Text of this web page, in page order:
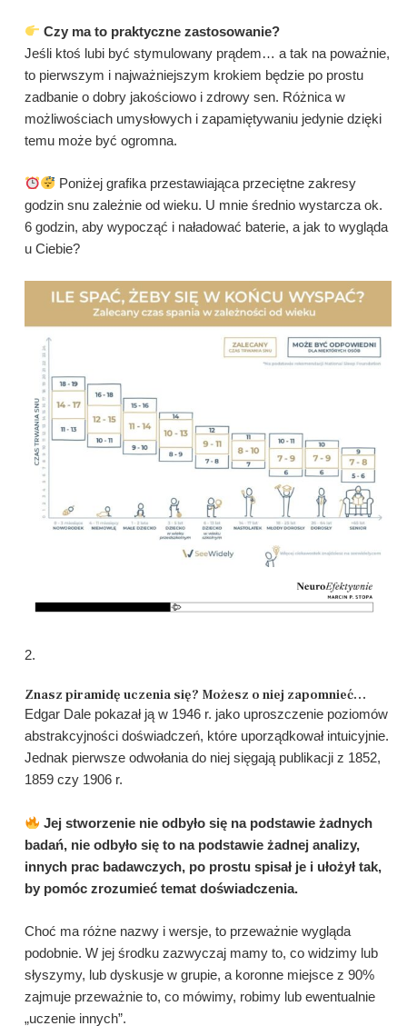
Czy ma to praktyczne zastosowanie?
Jeśli ktoś lubi być stymulowany prądem… a tak na poważnie,
to pierwszym i najważniejszym krokiem będzie po prostu
zadbanie o dobry jakościowo i zdrowy sen. Różnica w
możliwościach umysłowych i zapamiętywaniu jedynie dzięki
temu może być ogromna.
Poniżej grafika przestawiająca przeciętne zakresy
godzin snu zależnie od wieku. U mnie średnio wystarcza ok.
6 godzin, aby wypocząć i naładować baterie, a jak to wygląda
u Ciebie?
2.
Znasz piramidę uczenia się? Możesz o niej zapomnieć…
Edgar Dale pokazał ją w 1946 r. jako uproszczenie poziomów
abstrakcyjności doświadczeń, które uporządkował intuicyjnie.
Jednak pierwsze odwołania do niej sięgają publikacji z 1852,
1859 czy 1906 r.
Jej stworzenie nie odbyło się na podstawie żadnych
badań, nie odbyło się to na podstawie żadnej analizy,
innych prac badawczych, po prostu spisał je i ułożył tak,
by pomóc zrozumieć temat doświadczenia.
Choć ma różne nazwy i wersje, to przeważnie wygląda
podobnie. W jej środku zazwyczaj mamy to, co widzimy lub
słyszymy, lub dyskusje w grupie, a koronne miejsce z 90%
zajmuje przeważnie to, co mówimy, robimy lub ewentualnie
„uczenie innych”.